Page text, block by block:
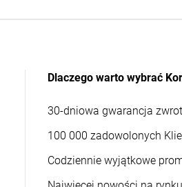
Dlaczego warto wybrać
30-dniowa gwarancja
100 000 zadowolonych
Codziennie wyjątkowe